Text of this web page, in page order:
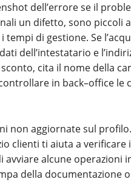
dell’errore se il
un difetto, sono piccoli
di gestione. Se
dell’intestatario e
cita il nome della
in back–office le
non aggiornate sul
clienti ti aiuta a verificare
alcune operazioni
della documentazione o